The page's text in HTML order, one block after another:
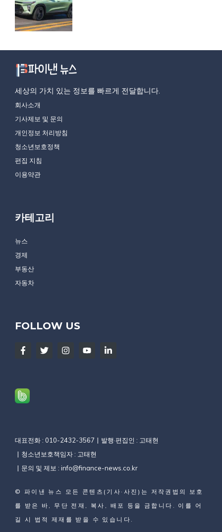
세상의 가치 있는 정보를 빠르게 전달합니다.
회사소개
기사제보 및 문의
개인정보 처리방침
청소년보호정책
편집 지침
이용약관
카테고리
뉴스
경제
부동산
자동차
FOLLOW US
대표전화 : 010-2432-3567
발행·편집인 : 고태현
청소년보호책임자 : 고태현
문의 및 제보 : info@finance-news.co.kr
© 파이낸 뉴스
모든 콘텐츠(기사·사진)는 저작권법의 보호
를 받은 바, 무단 전재, 복사, 배포 등을 금합니다. 이를 어
길 시 법적 제재를 받을 수 있습니다.